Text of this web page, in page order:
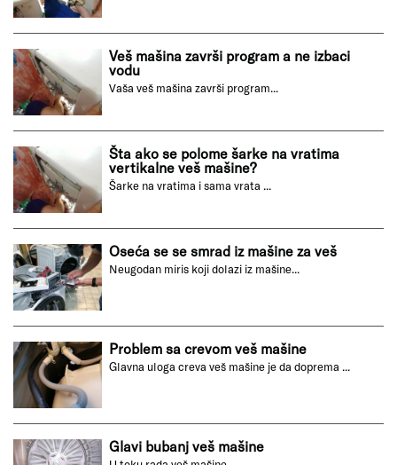
Veš mašina završi program a ne izbaci
vodu
Vaša veš mašina završi program...
Šta ako se polome šarke na vratima
vertikalne veš mašine?
Šarke na vratima i sama vrata ...
Oseća se se smrad iz mašine za veš
Neugodan miris koji dolazi iz mašine...
Problem sa crevom veš mašine
Glavna uloga creva veš mašine je da doprema ...
Glavi bubanj veš mašine